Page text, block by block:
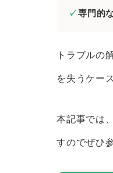
加
専門的
トラブルの
を失うケー
本記事では
すのでぜひ